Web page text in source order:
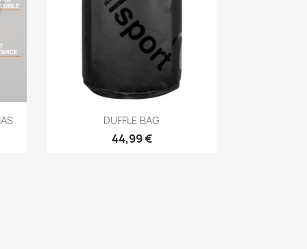
Aperçu rapide
DUFFLE BAG
44,99 €